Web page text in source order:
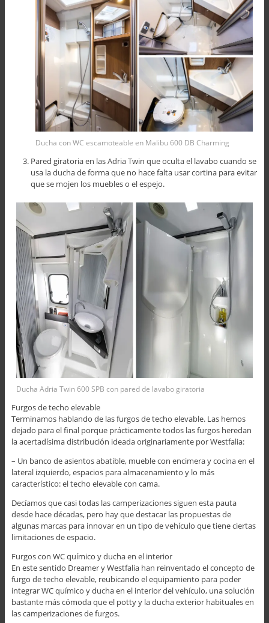
Ducha con WC escamoteable en Malibu 600 DB Charming
Pared giratoria en las Adria Twin que oculta el lavabo cuando se
usa la ducha de forma que no hace falta usar cortina para evitar
que se mojen los muebles o el espejo.
Ducha Adria Twin 600 SPB con pared de lavabo giratoria
Furgos de techo elevable
Terminamos hablando de las furgos de techo elevable. Las hemos
dejado para el final porque prácticamente todos las furgos heredan
la acertadísima distribución ideada originariamente por Westfalia:
– Un banco de asientos abatible, mueble con encimera y cocina en el
lateral izquierdo, espacios para almacenamiento y lo más
característico: el techo elevable con cama.
Decíamos que casi todas las camperizaciones siguen esta pauta
desde hace décadas, pero hay que destacar las propuestas de
algunas marcas para innovar en un tipo de vehículo que tiene ciertas
limitaciones de espacio.
Furgos con WC químico y ducha en el interior
En este sentido Dreamer y Westfalia han reinventado el concepto de
furgo de techo elevable, reubicando el equipamiento para poder
integrar WC químico y ducha en el interior del vehículo, una solución
bastante más cómoda que el potty y la ducha exterior habituales en
las camperizaciones de furgos.